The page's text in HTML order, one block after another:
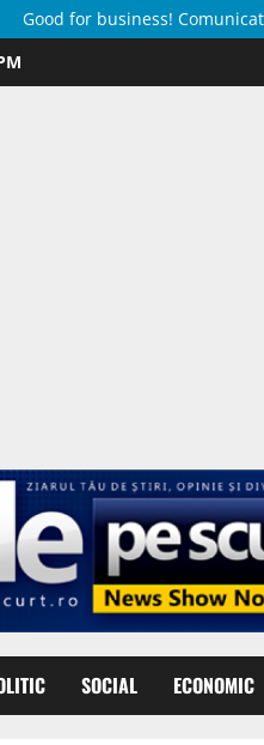
Good for business!
SOCIAL ECONOMIC